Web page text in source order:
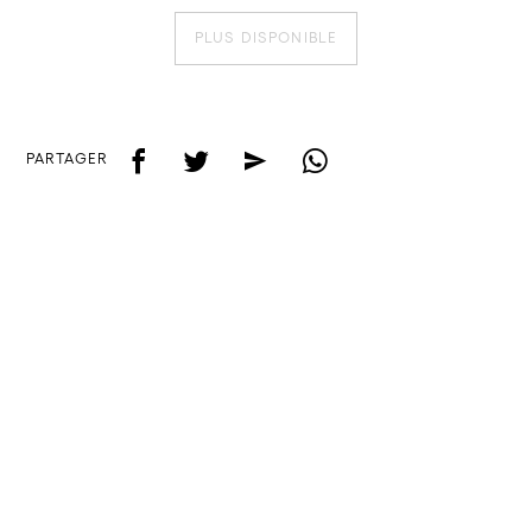
PLUS DISPONIBLE
PARTAGER f t e w